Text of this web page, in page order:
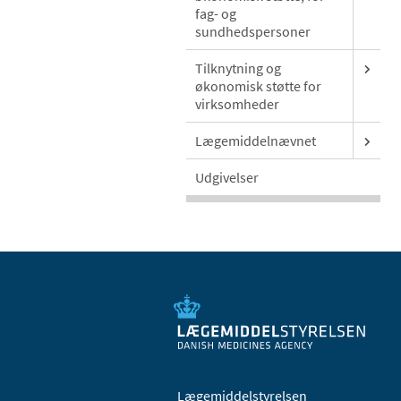
fag- og
sundhedspersoner
Tilknytning og
økonomisk støtte for
virksomheder
Lægemiddelnævnet
Udgivelser
Lægemiddelstyrelsen